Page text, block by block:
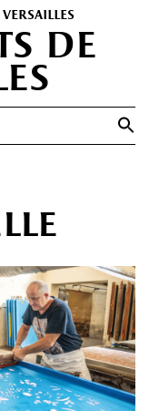
versailles
de